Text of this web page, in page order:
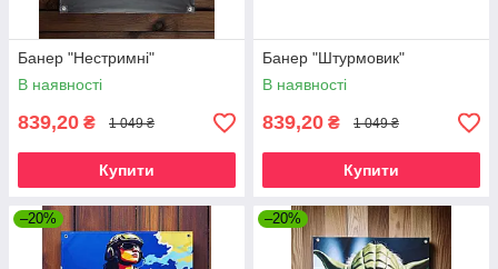
Банер "Нестримні"
В наявності
839,20 ₴ 1 049 ₴
Купити
Банер "Штурмовик"
В наявності
839,20 ₴ 1 049 ₴
Купити
–20% –20%